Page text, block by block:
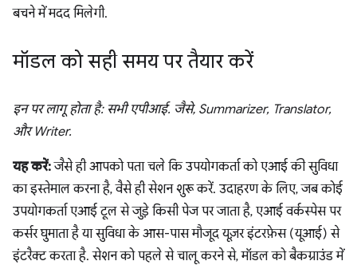
बचने में मदद मिलेगी.
मॉडल को सही समय पर तैयार करें
इन पर लागू होता है: सभी एपीआई. जैसे, Summarizer, Translator,
और Writer.
यह करें:जैसे ही आपको पता चले कि उपयोगकर्ता को एआई की सुविधा
का इस्तेमाल करना है, वैसे ही सेशन शुरू करें. उदाहरण के लिए, जब कोई
उपयोगकर्ता एआई टूल से जुड़े किसी पेज पर जाता है, एआई वर्कस्पेस पर
कर्सर घुमाता है या सुविधा के आस-पास मौजूद यूज़र इंटरफ़ेस (यूआई) से
इंटरैक्ट करता है. सेशन को पहले से चालू करने से, मॉडल को बैकग्राउंड में